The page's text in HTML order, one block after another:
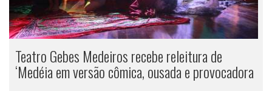
Teatro Gebes Medeiros recebe releitura de
‘Medéia em versão cômica, ousada e provocadora